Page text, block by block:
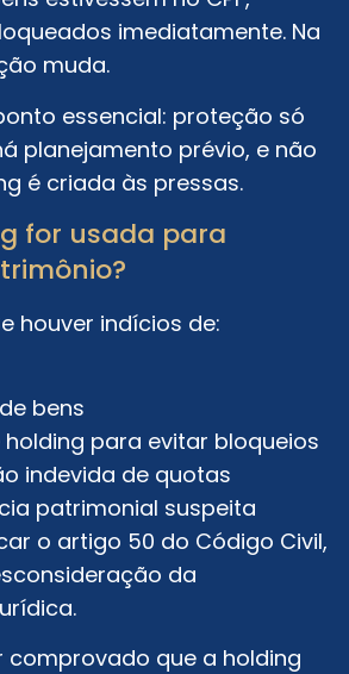
imediatamente. Na
muda.
essencial: proteção só
planejamento prévio, e não
é criada às pressas.
for usada para
houver indícios de:
bens
para evitar bloqueios
indevida de quotas
patrimonial suspeita
o artigo 50 do Código Civil,
da
comprovado que a holding